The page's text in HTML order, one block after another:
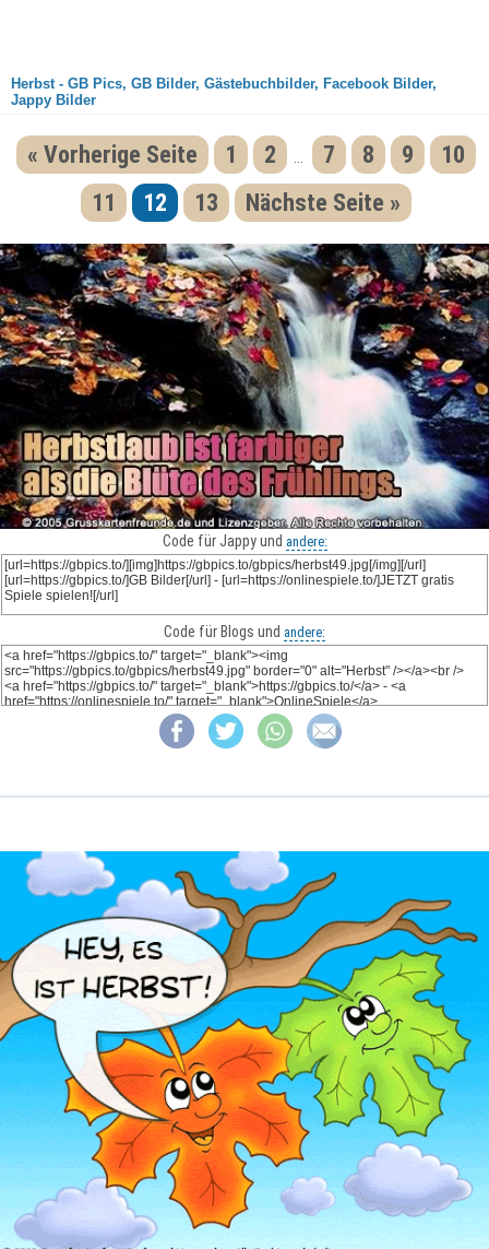
Herbst - GB Pics, GB Bilder, Gästebuchbilder, Facebook Bilder,
Jappy Bilder
« Vorherige Seite 1 2 7 8 9
10
11
12 13 Nächste Seite »
Code für Jappy und andere:
Code für Blogs und andere: